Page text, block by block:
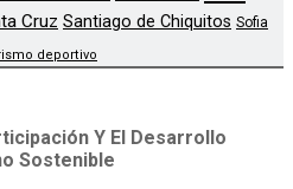
Cruz Santiago de Chiquitos Sofia
deportivo
Y El Desarrollo
Sostenible